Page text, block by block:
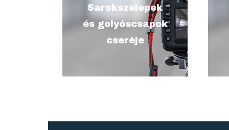
Sarokszelepek
és golyóscsapok
cseréje
szóban (max. 200 karakter
szóközökkel)